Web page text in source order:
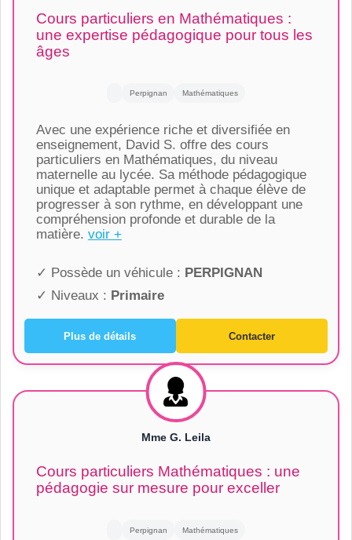
Cours particuliers en Mathématiques :
une expertise pédagogique pour tous les
âges
Perpignan Mathématiques
Avec une expérience riche et diversifiée en
enseignement, David S. offre des cours
particuliers en Mathématiques, du niveau
maternelle au lycée. Sa méthode pédagogique
unique et adaptable permet à chaque élève de
progresser à son rythme, en développant une
compréhension profonde et durable de la
matière. voir +
✓ Possède un véhicule : PERPIGNAN
✓ Niveaux : Primaire
Plus de détails Contacter
Mme G. Leila
Cours particuliers Mathématiques : une
pédagogie sur mesure pour exceller
Perpignan Mathématiques